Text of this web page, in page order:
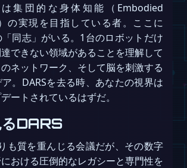
集団的な身体知能（Embodied
の実現を目指している者。ここに
同志」がいる。1台のロボットだけ
できない領域があることを理解して
ネットワーク、そして脳を刺激する
。DARSを去る時、あなたの視界は
ートされているはずだ。
るDARS
も質を重んじる会議だが、その数字
おける圧倒的なレガシーと専門性を